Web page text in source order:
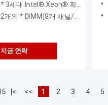
지원 프로세서 코어: 최대 40개 코어(주파수 2.3GHz) 프로세서 주파수: 3.6GHz(4 코어) 3 * UPI
개 채널/CPU, 각 채널은 2개의 DIMM 지원)
지금 연락
|< << 1 2 3 4 5